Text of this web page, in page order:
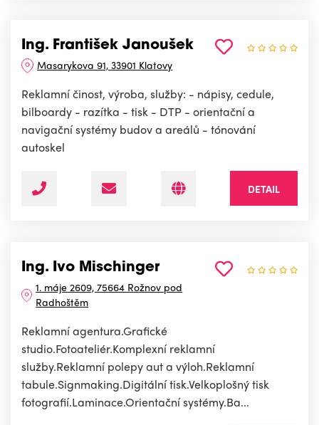
Ing. František Janoušek
Masarykova 91, 33901 Klatovy
Reklamní činost, výroba, služby: - nápisy, cedule,
bilboardy - razítka - tisk - DTP - orientační a
navigační systémy budov a areálů - tónování
autoskel
DETAIL
Ing. Ivo Mischinger
1. máje 2609, 75664 Rožnov pod
Radhoštěm
Reklamní agentura.Grafické
studio.Fotoateliér.Komplexní reklamní
služby.Reklamní polepy aut a výloh.Reklamní
tabule.Signmaking.Digitální tisk.Velkoplošný tisk
fotografií.Laminace.Orientační systémy.Ba...